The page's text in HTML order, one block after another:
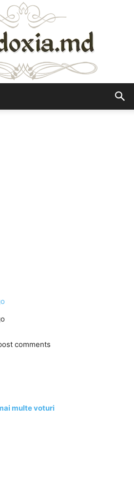
comments
multe voturi